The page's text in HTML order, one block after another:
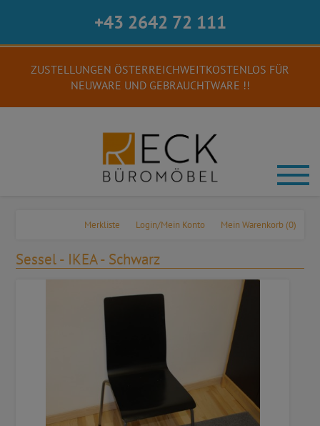
+43 2642 72 111
ZUSTELLUNGEN ÖSTERREICHWEITKOSTENLOS FÜR
NEUWARE UND GEBRAUCHTWARE !!
Mein Warenkorb (0)
Login/Mein Konto
Merkliste
Sessel - IKEA - Schwarz